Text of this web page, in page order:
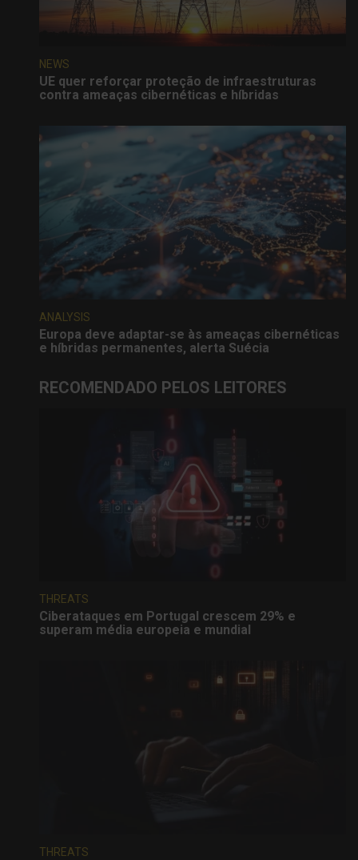
NEWS
UE quer reforçar proteção de infraestruturas
contra ameaças cibernéticas e híbridas
ANALYSIS
Europa deve adaptar-se às ameaças cibernéticas
e híbridas permanentes, alerta Suécia
RECOMENDADO PELOS LEITORES
THREATS
Ciberataques em Portugal crescem 29% e
superam média europeia e mundial
THREATS